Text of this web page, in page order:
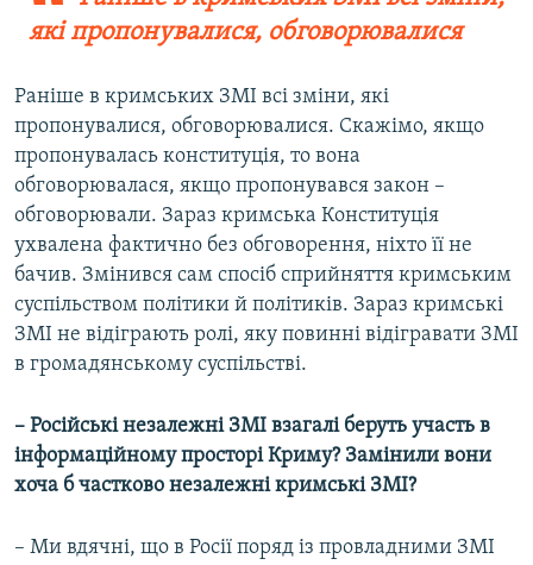
які пропонувалися, обговорювалися
Раніше в кримських ЗМІ всі зміни, які
пропонувалися, обговорювалися. Скажімо, якщо
пропонувалась конституція, то вона
обговорювалася, якщо пропонувався закон –
обговорювали. Зараз кримська Конституція
ухвалена фактично без обговорення, ніхто її не
бачив. Змінився сам спосіб сприйняття кримським
суспільством політики й політиків. Зараз кримські
ЗМІ не відіграють ролі, яку повинні відігравати ЗМІ
в громадянському суспільстві.
– Російські незалежні ЗМІ взагалі беруть участь в
інформаційному просторі Криму? Замінили вони
хоча б частково незалежні кримські ЗМІ?
– Ми вдячні, що в Росії поряд із провладними ЗМІ